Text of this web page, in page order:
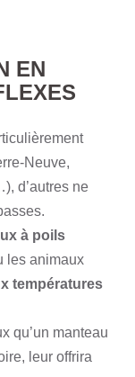
EN
Neuve,
d’autres ne
à poils
les animaux
températures
qu’un manteau
leur offrira